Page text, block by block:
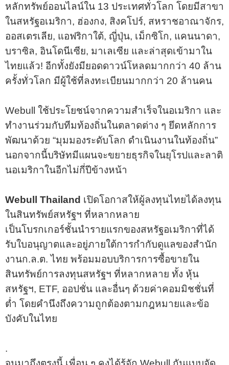
หลักทรัพย์ออนไลน์ใน 13 ประเทศทั่วโลก โดยมีสาขา
ในสหรัฐอเมริกา, ฮ่องกง, สิงคโปร์, สหราชอาณาจักร,
ออสเตรเลีย, แอฟริกาใต้, ญี่ปุ่น, เม็กซิโก, แคนนาดา,
บราซิล, อินโดนีเซีย, มาเลเซีย และล่าสุดเข้ามาใน
ไทยแล้ว! อีกทั้งยังมียอดดาวน์โหลดมากกว่า 40 ล้าน
ครั้งทั่วโลก มีผู้ใช้ที่ลงทะเบียนมากกว่า 20 ล้านคน
Webull ใช้ประโยชน์จากความสำเร็จในอเมริกา และ
ทำงานร่วมกับทีมท้องถิ่นในตลาดต่าง ๆ ยึดหลักการ
พัฒนาด้วย “มุมมองระดับโลก ดำเนินงานในท้องถิ่น”
นอกจากนี้บริษัทมีแผนจะขยายธุรกิจในยุโรปและลาติ
นอเมริกาในอีกไม่กี่ปีข้างหน้า
Webull Thailand เปิดโอกาสให้ผู้ลงทุนไทยได้ลงทุน
ในสินทรัพย์สหรัฐฯ ที่หลากหลาย
เป็นโบรกเกอร์ชั้นนำรายแรกของสหรัฐอเมริกาที่ได้
รับใบอนุญาตและอยู่ภายใต้การกำกับดูแลของสำนัก
งานก.ล.ต. ไทย พร้อมมอบบริการการซื้อขายใน
สินทรัพย์การลงทุนสหรัฐฯ ที่หลากหลาย ทั้ง หุ้น
สหรัฐฯ, ETF, ออปชั่น และอื่นๆ ด้วยค่าคอมมิชชั่นที่
ต่ำ โดยคำนึงถึงความถูกต้องตามกฎหมายและข้อ
บังคับในไทย
.